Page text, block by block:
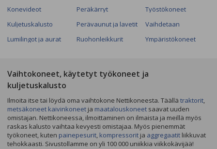
Konevideot
Kuljetuskalusto
Lumilingot ja aurat
Peräkärryt
Perävaunut ja lavetit
Ruohonleikkurit
Työstökoneet
Vaihdetaan
Ympäristökoneet
Vaihtokoneet, käytetyt työkoneet ja
kuljetuskalusto
Ilmoita itse tai löydä oma vaihtokone Nettikoneesta. Täällä traktorit,
metsäkoneet kaivinkoneet ja maatalouskoneet saavat uuden
omistajan. Nettikoneessa, ilmoittaminen on ilmaista ja meillä myös
raskas kalusto vaihtaa kevyesti omistajaa. Myös pienemmät
työkoneet, kuten painepesurit, kompressorit ja aggregaatit liikkuvat
tehokkaasti. Sivustollamme on yli 100 000 uniikkia viikkokävijää!